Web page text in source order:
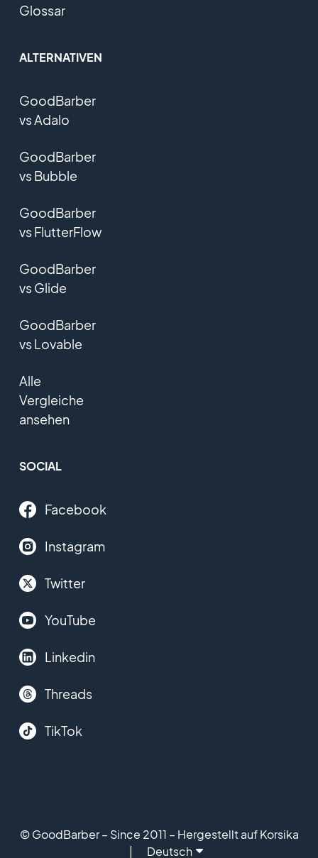
Glossar
ALTERNATIVEN
GoodBarber
vs Adalo
GoodBarber
vs Bubble
GoodBarber
vs FlutterFlow
GoodBarber
vs Glide
GoodBarber
vs Lovable
Alle
Vergleiche
ansehen
SOCIAL
Facebook
Instagram
Twitter
YouTube
Linkedin
Threads
TikTok
© GoodBarber – Since 2011 – Hergestellt auf Korsika
Deutsch